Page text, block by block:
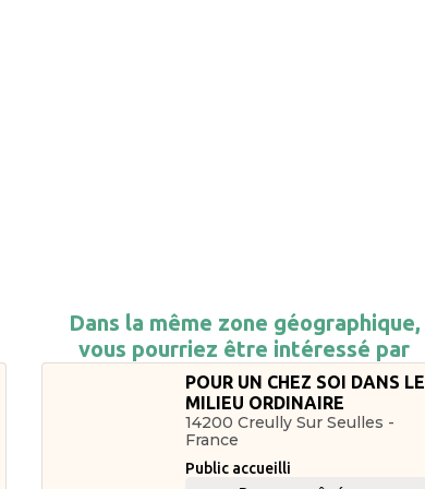
Dans la même zone géographique,
vous pourriez être intéressé par
POUR UN CHEZ SOI DANS LE
MILIEU ORDINAIRE
14200 Creully Sur Seulles -
France
Public accueilli